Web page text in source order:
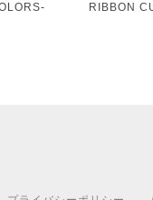
RIBBON